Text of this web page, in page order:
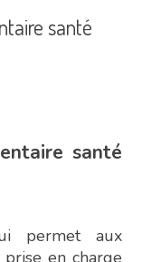
santé
santé
permet aux
en charge